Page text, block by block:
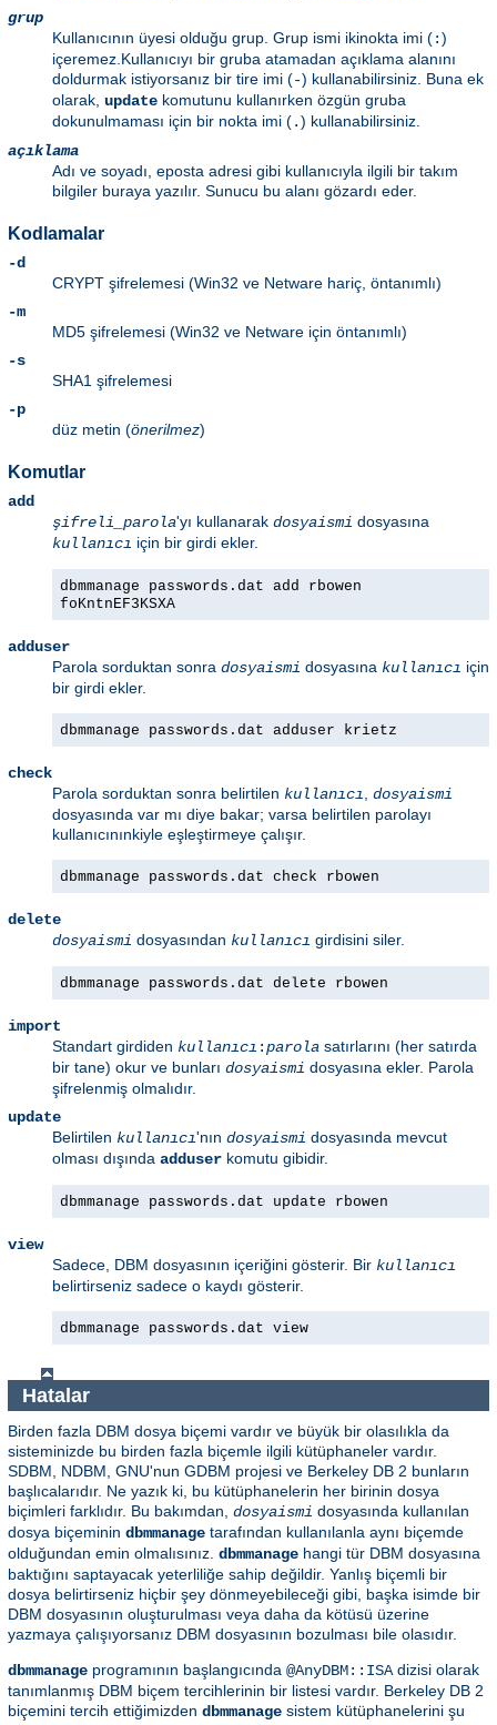
grup
Kullanıcının üyesi olduğu grup. Grup ismi ikinokta imi (:)
içeremez.Kullanıcıyı bir gruba atamadan açıklama alanını
doldurmak istiyorsanız bir tire imi (-) kullanabilirsiniz. Buna ek
olarak, update komutunu kullanırken özgün gruba
dokunulmaması için bir nokta imi (.) kullanabilirsiniz.
açıklama
Adı ve soyadı, eposta adresi gibi kullanıcıyla ilgili bir takım
bilgiler buraya yazılır. Sunucu bu alanı gözardı eder.
Kodlamalar
-d
CRYPT şifrelemesi (Win32 ve Netware hariç, öntanımlı)
-m
MD5 şifrelemesi (Win32 ve Netware için öntanımlı)
-s
SHA1 şifrelemesi
-p
düz metin (önerilmez)
Komutlar
add
şifreli_parola'yı kullanarak dosyaismi dosyasına
kullanıcı için bir girdi ekler.
dbmmanage passwords.dat add rbowen
foKntnEF3KSXA
adduser
Parola sorduktan sonra dosyaismi dosyasına kullanıcı için
bir girdi ekler.
dbmmanage passwords.dat adduser krietz
check
Parola sorduktan sonra belirtilen kullanıcı dosyaismi
dosyasında var mı diye bakar; varsa belirtilen parolayı
kullanıcınınkiyle eşleştirmeye çalışır.
dbmmanage passwords.dat check rbowen
delete
dosyaismi dosyasından kullanıcı girdisini siler.
dbmmanage passwords.dat delete rbowen
import
Standart girdiden kullanıcı :parola satırlarını (her satırda
bir tane) okur ve bunları dosyaismi dosyasına ekler. Parola
şifrelenmiş olmalıdır.
update
Belirtilen kullanıcı'nın dosyaismi dosyasında mevcut
olması dışında adduser komutu gibidir.
dbmmanage passwords.dat update rbowen
view
Sadece, DBM dosyasının içeriğini gösterir. Bir kullanıcı
belirtirseniz sadece o kaydı gösterir.
dbmmanage passwords.dat view
Hatalar
Birden fazla DBM dosya biçemi vardır ve büyük bir olasılıkla da
sisteminizde bu birden fazla biçemle ilgili kütüphaneler vardır.
SDBM, NDBM, GNU'nun GDBM projesi ve Berkeley DB 2 bunların
başlıcalarıdır. Ne yazık ki, bu kütüphanelerin her birinin dosya
biçimleri farklıdır. Bu bakımdan, dosyaismi dosyasında kullanılan
dosya biçeminin dbmmanage tarafından kullanılanla aynı biçemde
olduğundan emin olmalısınız. dbmmanage hangi tür DBM dosyasına
baktığını saptayacak yeterliliğe sahip değildir. Yanlış biçemli bir
dosya belirtirseniz hiçbir şey dönmeyebileceği gibi, başka isimde bir
DBM dosyasının oluşturulması veya daha da kötüsü üzerine
yazmaya çalışıyorsanız DBM dosyasının bozulması bile olasıdır.
dbmmanage programının başlangıcında @AnyDBM::ISA dizisi olarak
tanımlanmış DBM biçem tercihlerinin bir listesi vardır. Berkeley DB 2
biçemini tercih ettiğimizden dbmmanage sistem kütüphanelerini şu